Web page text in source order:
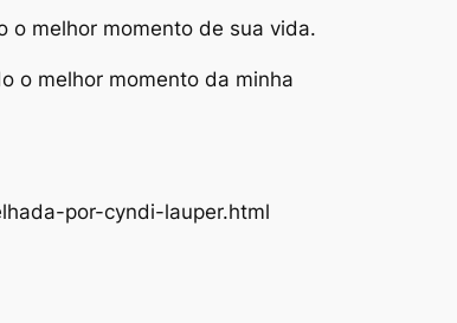
o melhor momento de sua vida.
o melhor momento da minha
por-cyndi-lauper.html